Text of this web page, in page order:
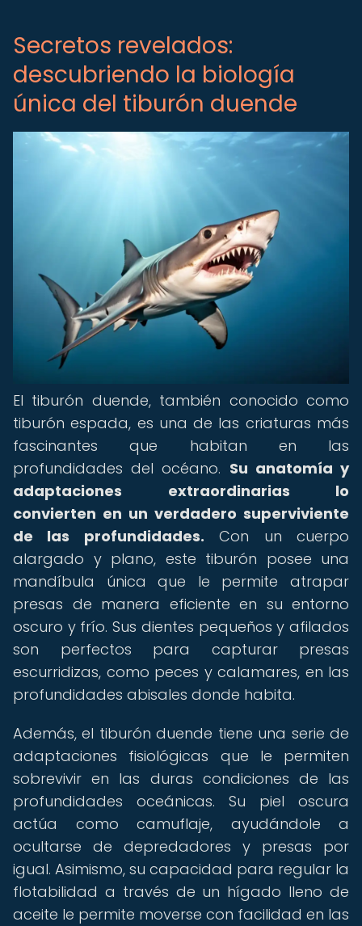
Secretos revelados:
descubriendo la biología
única del tiburón duende
El tiburón duende, también conocido como
tiburón espada, es una de las criaturas más
fascinantes que habitan en las
profundidades del océano. Su anatomía y
adaptaciones extraordinarias lo
convierten en un verdadero superviviente
de las profundidades. Con un cuerpo
alargado y plano, este tiburón posee una
mandíbula única que le permite atrapar
presas de manera eficiente en su entorno
oscuro y frío. Sus dientes pequeños y afilados
son perfectos para capturar presas
escurridizas, como peces y calamares, en las
profundidades abisales donde habita.
Además, el tiburón duende tiene una serie de
adaptaciones fisiológicas que le permiten
sobrevivir en las duras condiciones de las
profundidades oceánicas. Su piel oscura
actúa como camuflaje, ayudándole a
ocultarse de depredadores y presas por
igual. Asimismo, su capacidad para regular la
flotabilidad a través de un hígado lleno de
aceite le permite moverse con facilidad en las